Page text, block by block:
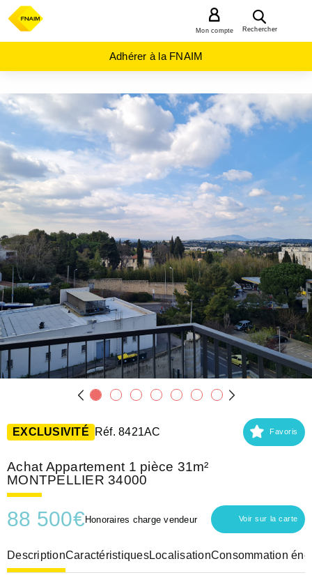
Rechercher
Mon compte
Adhérer à la FNAIM
ACHAT
APPARTEMENT
OCCITANIE
HERAULT
(34)
MONTPELLIER
(34000)
EXCLUSIVITÉ Réf. 8421AC Favoris
Achat Appartement 1 pièce 31m²
MONTPELLIER 34000
88 500€Honoraires charge vendeur Voir sur la carte
DescriptionCaractéristiquesLocalisationConsommation